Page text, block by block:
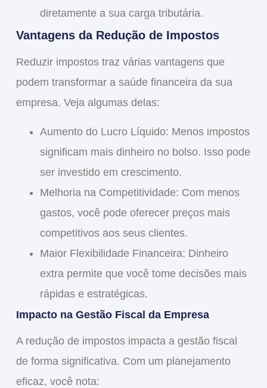
diretamente a sua carga tributária.
Vantagens da Redução de Impostos
Reduzir impostos traz várias vantagensque
podem transformar a saúde financeira da sua
empresa. Veja algumas delas:
Aumento do Lucro Líquido: Menos impostos
significam mais dinheiro no bolso. Isso pode
ser investido em crescimento.
Melhoria na Competitividade: Com menos
gastos, você pode oferecer preços mais
competitivos aos seus clientes.
Maior Flexibilidade Financeira: Dinheiro
extra permite que você tome decisões mais
rápidas e estratégicas.
Impacto na Gestão Fiscal da Empresa
A redução de impostos impacta a gestão fiscal
de forma significativa. Com um planejamento
eficaz, você nota: